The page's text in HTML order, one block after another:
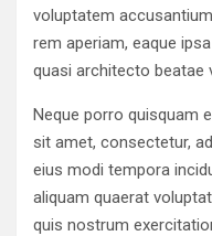
voluptatem
rem aperiam, eaque
quasi architecto beatae
Neque porro quisquam
sit amet, consectetur,
eius modi tempora
aliquam quaerat
quis nostrum